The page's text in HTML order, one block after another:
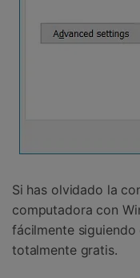
󠀰Si has olvidado la
computadora con
fácilmente
totalmente gratis.󠀲󠀩󠀥󠀦󠀨󠀣󠀧󠀨󠀳